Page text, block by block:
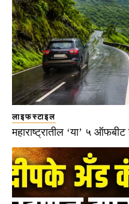
लाइफस्टाइल
महाराष्ट्रातील ‘या’ ५